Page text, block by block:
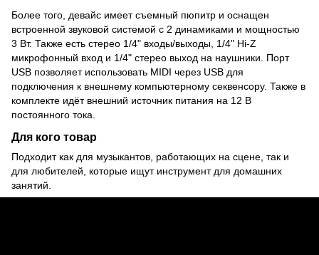
Более того, девайс имеет съемный пюпитр и оснащен
встроенной звуковой системой с 2 динамиками и мощностью
3 Вт. Также есть стерео 1/4" входы/выходы, 1/4" Hi-Z
микрофонный вход и 1/4" стерео выход на наушники. Порт
USB позволяет использовать MIDI через USB для
подключения к внешнему компьютерному секвенсору. Также в
комплекте идёт внешний источник питания на 12 В
постоянного тока.
Для кого товар
Подходит как для музыкантов, работающих на сцене, так и
для любителей, которые ищут инструмент для домашних
занятий.